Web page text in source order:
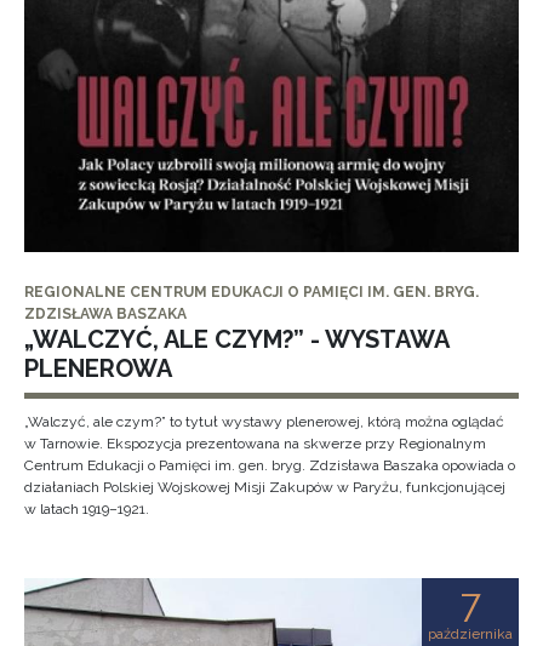
REGIONALNE CENTRUM EDUKACJI O PAMIĘCI IM. GEN. BRYG.
ZDZISŁAWA BASZAKA
„WALCZYĆ, ALE CZYM?” - WYSTAWA
PLENEROWA
„Walczyć, ale czym?” to tytuł wystawy plenerowej, którą można oglądać
w Tarnowie. Ekspozycja prezentowana na skwerze przy Regionalnym
Centrum Edukacji o Pamięci im. gen. bryg. Zdzisława Baszaka opowiada o
działaniach Polskiej Wojskowej Misji Zakupów w Paryżu, funkcjonującej
w latach 1919–1921.
7
października